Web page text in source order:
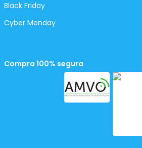
Black Friday
Cyber Monday
Compra 100% segura